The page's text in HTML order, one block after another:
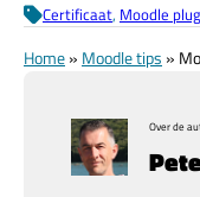
Certificaat, Moodle
Home» Moodle tips »
Over de